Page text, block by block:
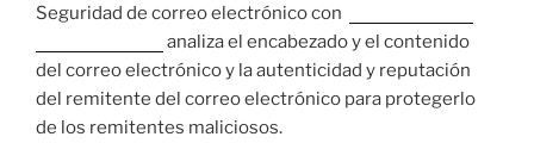
Seguridad de correo electrónico con
analiza el encabezado y el contenido
del correo electrónico y la autenticidad y reputación
del remitente del correo electrónico para protegerlo
de los remitentes maliciosos.